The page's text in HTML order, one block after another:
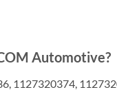
Automotive?
1127320374,